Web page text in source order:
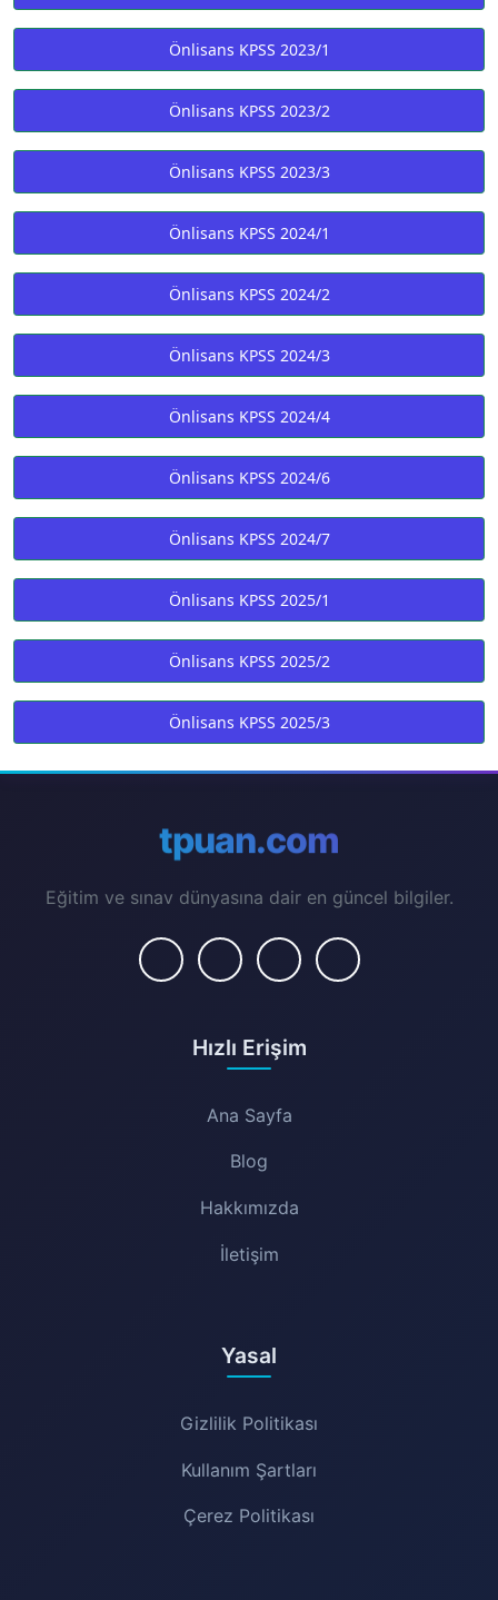
Önlisans KPSS 2023/1
Önlisans KPSS 2023/2
Önlisans KPSS 2023/3
Önlisans KPSS 2024/1
Önlisans KPSS 2024/2
Önlisans KPSS 2024/3
Önlisans KPSS 2024/4
Önlisans KPSS 2024/6
Önlisans KPSS 2024/7
Önlisans KPSS 2025/1
Önlisans KPSS 2025/2
Önlisans KPSS 2025/3
tpuan.com
Eğitim ve sınav dünyasına dair en güncel bilgiler.
Hızlı Erişim
Ana Sayfa
Blog
Hakkımızda
İletişim
Yasal
Gizlilik Politikası
Kullanım Şartları
Çerez Politikası